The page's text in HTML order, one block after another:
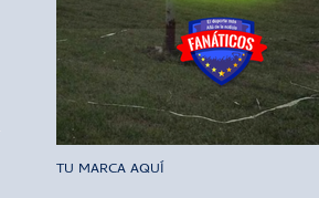
TU MARCA AQUÍ